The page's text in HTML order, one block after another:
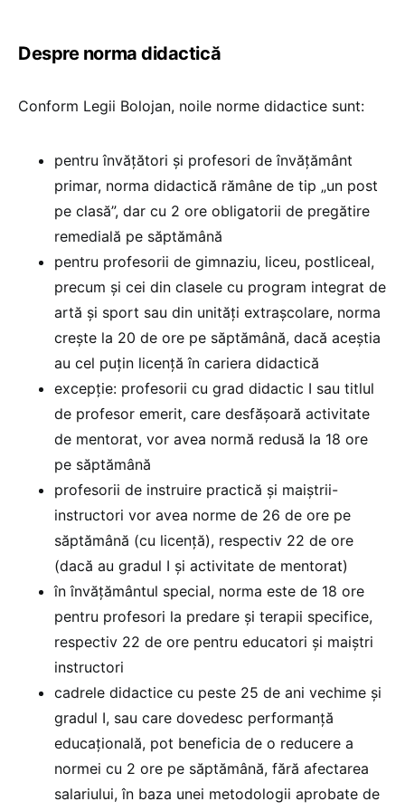
Despre norma didactică
Conform Legii Bolojan, noile norme didactice sunt:
pentru învățători și profesori de învățământ
primar, norma didactică rămâne de tip „un post
pe clasă”, dar cu 2 ore obligatorii de pregătire
remedială pe săptămână
pentru profesorii de gimnaziu, liceu, postliceal,
precum și cei din clasele cu program integrat de
artă și sport sau din unități extrașcolare, norma
crește la 20 de ore pe săptămână, dacă aceștia
au cel puțin licență în cariera didactică
excepție: profesorii cu grad didactic I sau titlul
de profesor emerit, care desfășoară activitate
de mentorat, vor avea normă redusă la 18 ore
pe săptămână
profesorii de instruire practică și maiștrii-
instructori vor avea norme de 26 de ore pe
săptămână (cu licență), respectiv 22 de ore
(dacă au gradul I și activitate de mentorat)
în învățământul special, norma este de 18 ore
pentru profesori la predare și terapii specifice,
respectiv 22 de ore pentru educatori și maiștri
instructori
cadrele didactice cu peste 25 de ani vechime și
gradul I, sau care dovedesc performanță
educațională, pot beneficia de o reducere a
normei cu 2 ore pe săptămână, fără afectarea
salariului, în baza unei metodologii aprobate de